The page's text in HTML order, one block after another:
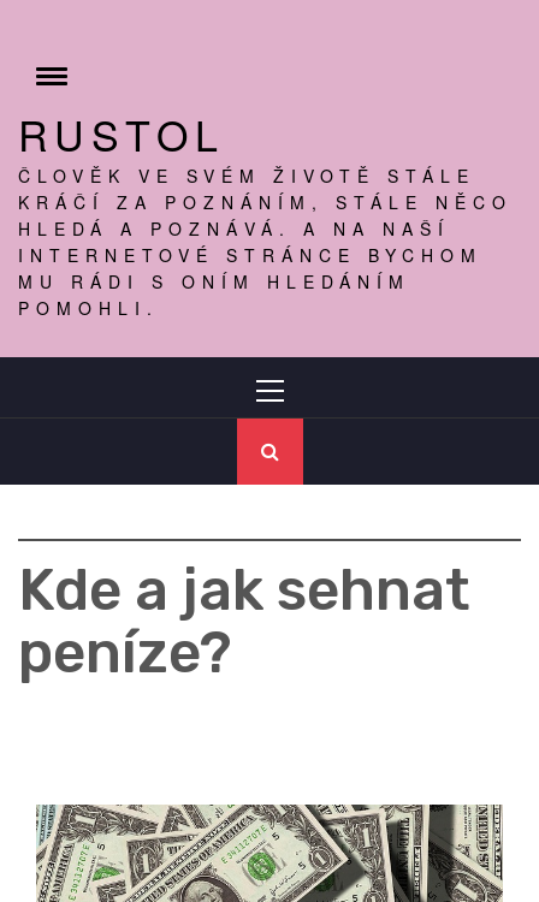
content
Toggle
RUSTOL
ČLOVĚK VE SVÉM ŽIVOTĚ STÁLE
KRÁČÍ ZA POZNÁNÍM, STÁLE NĚCO
HLEDÁ A POZNÁVÁ. A NA NAŠÍ
INTERNETOVÉ STRÁNCE BYCHOM
MU RÁDI S ONÍM HLEDÁNÍM
POMOHLI.
Kde a jak sehnat
peníze?